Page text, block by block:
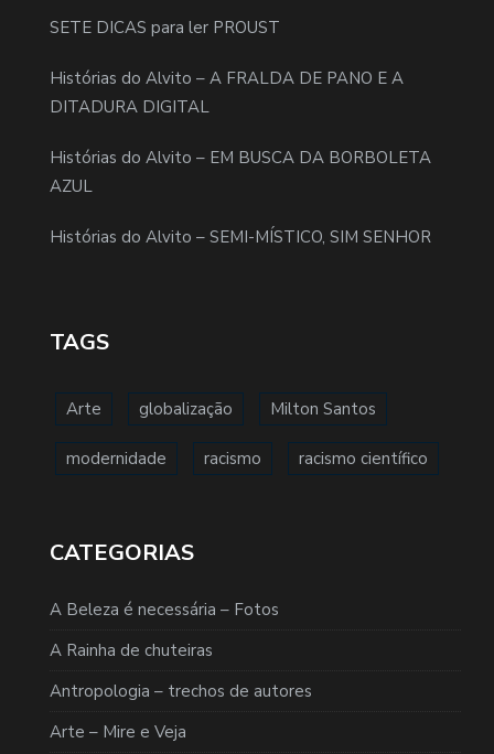
SETE DICAS para ler PROUST
Histórias do Alvito – A FRALDA DE PANO E A
DITADURA DIGITAL
Histórias do Alvito – EM BUSCA DA BORBOLETA
AZUL
Histórias do Alvito – SEMI-MÍSTICO, SIM SENHOR
TAGS
Arte globalização Milton Santos
modernidade racismo racismo científico
CATEGORIAS
A Beleza é necessária – Fotos
A Rainha de chuteiras
Antropologia – trechos de autores
Arte – Mire e Veja